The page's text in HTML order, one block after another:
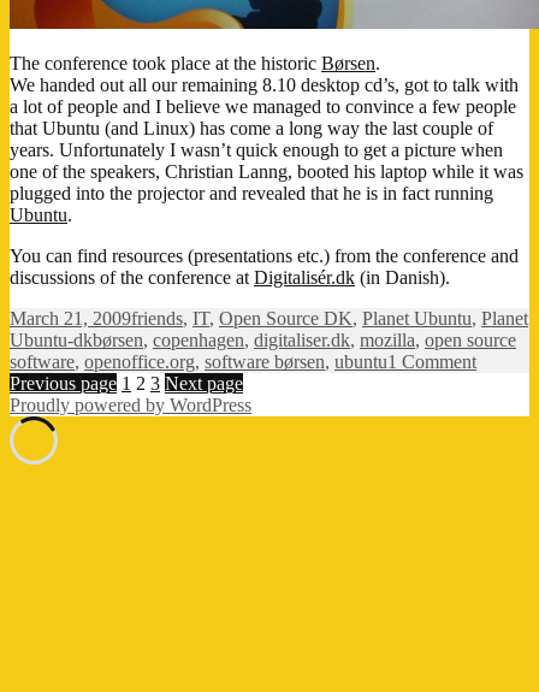
The conference took place at the historic Børsen.
We handed out all our remaining 8.10 desktop cd’s, got to talk with
a lot of people and I believe we managed to convince a few people
that Ubuntu (and Linux) has come a long way the last couple of
years. Unfortunately I wasn’t quick enough to get a picture when
one of the speakers, Christian Lanng, booted his laptop while it was
plugged into the projector and revealed that he is in fact running
Ubuntu.
You can find resources (presentations etc.) from the conference and
discussions of the conference at Digitalisér.dk (in Danish).
Posted
on
March 21, 2009Categories
friends, IT, Open Source DK, Planet Ubuntu, Planet
Ubuntu-dkTags
børsen, copenhagen, digitaliser.dk, mozilla, open source
software, openoffice.org, software børsen, ubuntu1 Commenton
Posts
pagination
Previous page Page
1 Page
2 Page
3 Next page
Proudly powered by WordPress